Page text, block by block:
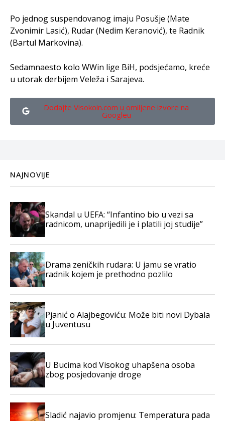
Po jednog suspendovanog imaju Posušje (Mate
Zvonimir Lasić), Rudar (Nedim Keranović), te Radnik
(Bartul Markovina).
Sedamnaesto kolo WWin lige BiH, podsjećamo, kreće
u utorak derbijem Veleža i Sarajeva.
Dodajte Visokoin.com u omiljene izvore na
Googleu
NAJNOVIJE
Skandal u UEFA: “Infantino bio u vezi sa
radnicom, unaprijedili je i platili joj studije”
Drama zeničkih rudara: U jamu se vratio
radnik kojem je prethodno pozlilo
Pjanić o Alajbegoviću: Može biti novi Dybala
u Juventusu
U Bucima kod Visokog uhapšena osoba
zbog posjedovanje droge
Sladić najavio promjenu: Temperatura pada